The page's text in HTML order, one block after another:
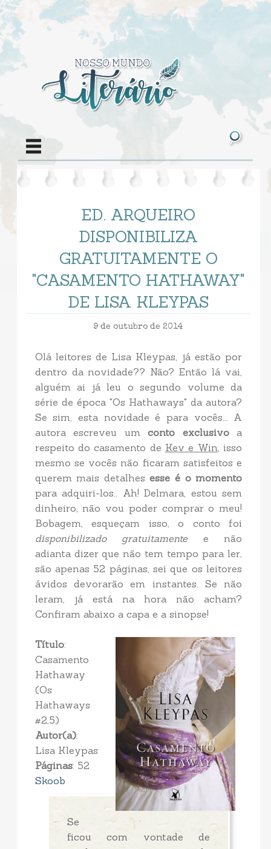
ED. ARQUEIRO
DISPONIBILIZA
GRATUITAMENTE O
"CASAMENTO HATHAWAY"
DE LISA KLEYPAS
9 de outubro de 2014
Olá leitores de Lisa Kleypas, já estão por
dentro da novidade?? Não? Então lá vai,
alguém ai já leu o segundo volume da
série de época "Os Hathaways" da autora?
Se sim, esta novidade é para vocês... A
autora escreveu umconto exclusivoa
respeito do casamento de Kev e Win, isso
mesmo se vocês não ficaram satisfeitos e
querem mais detalhesesse é o momento
para adquiri-los.. Ah! Delmara, estou sem
dinheiro, não vou poder comprar o meu!
Bobagem, esqueçam isso, o conto foi
disponibilizado gratuitamente e não
adianta dizer que não tem tempo para ler,
são apenas 52 páginas, sei que os leitores
ávidos devorarão em instantes. Se não
leram, já está na hora não acham?
Confiram abaixo a capa e a sinopse!
Título:
Casamento
Hathaway
(Os
Hathaways
#2,5)
Autor(a):
Lisa Kleypas
Páginas: 52
Skoob
Se
ficou com vontade de